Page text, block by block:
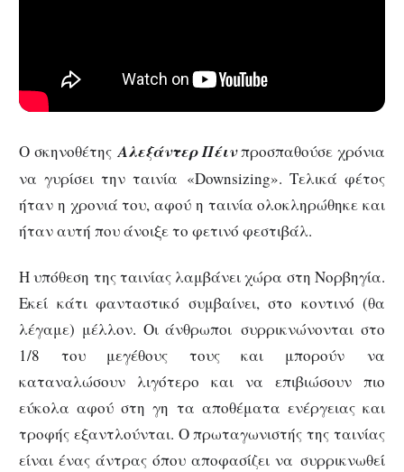
Ο σκηνοθέτηςΑλεξάντερ Πέινπροσπαθούσε χρόνια
να γυρίσει την ταινία «Downsizing». Τελικά φέτος
ήταν η χρονιά του, αφού η ταινία ολοκληρώθηκε και
ήταν αυτή που άνοιξε το φετινό φεστιβάλ.
Η υπόθεση της ταινίας λαμβάνει χώρα στη Νορβηγία.
Εκεί κάτι φανταστικό συμβαίνει, στο κοντινό (θα
λέγαμε) μέλλον. Οι άνθρωποι συρρικνώνονται στο
1/8 του μεγέθους τους και μπορούν να
καταναλώσουν λιγότερο και να επιβιώσουν πιο
εύκολα αφού στη γη τα αποθέματα ενέργειας και
τροφής εξαντλούνται. Ο πρωταγωνιστής της ταινίας
είναι ένας άντρας όπου αποφασίζει να συρρικνωθεί